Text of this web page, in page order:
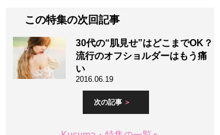
この特集の次回記事
30代の“肌見せ”はどこまでOK？
流行のオフショルダーはもう痛
い
2016.06.19
次の記事